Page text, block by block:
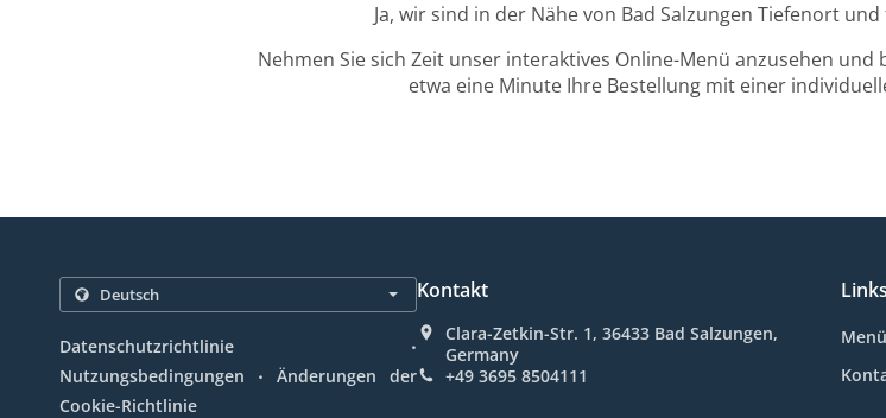
Ja, wir sind in der Nähe von Bad Salzungen Tiefenort
Nehmen Sie sich Zeit unser interaktives Online-Menü anzusehen
etwa eine Minute Ihre Bestellung mit einer
Datenschutzrichtlinie .
Nutzungsbedingungen .
Änderungen der
Cookie-Richtlinie
Kontakt
Clara-Zetkin-Str. 1, 36433 Bad Salzungen,
Germany
+49 3695 8504111
Links
Menü